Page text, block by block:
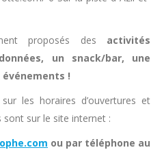
proposés des activités
un snack/bar, une
!
sur les horaires d’ouvertures et
sur le site internet :
ou par téléphone au